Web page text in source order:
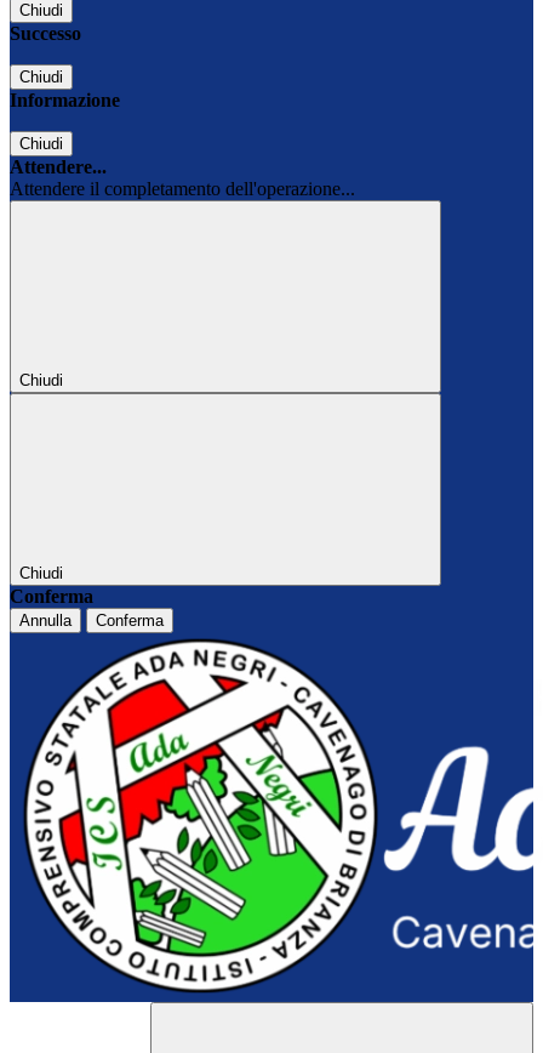
Chiudi
Successo
Chiudi
Informazione
Chiudi
Attendere...
Attendere il completamento dell'operazione...
Chiudi
Chiudi
Conferma
Annulla Conferma